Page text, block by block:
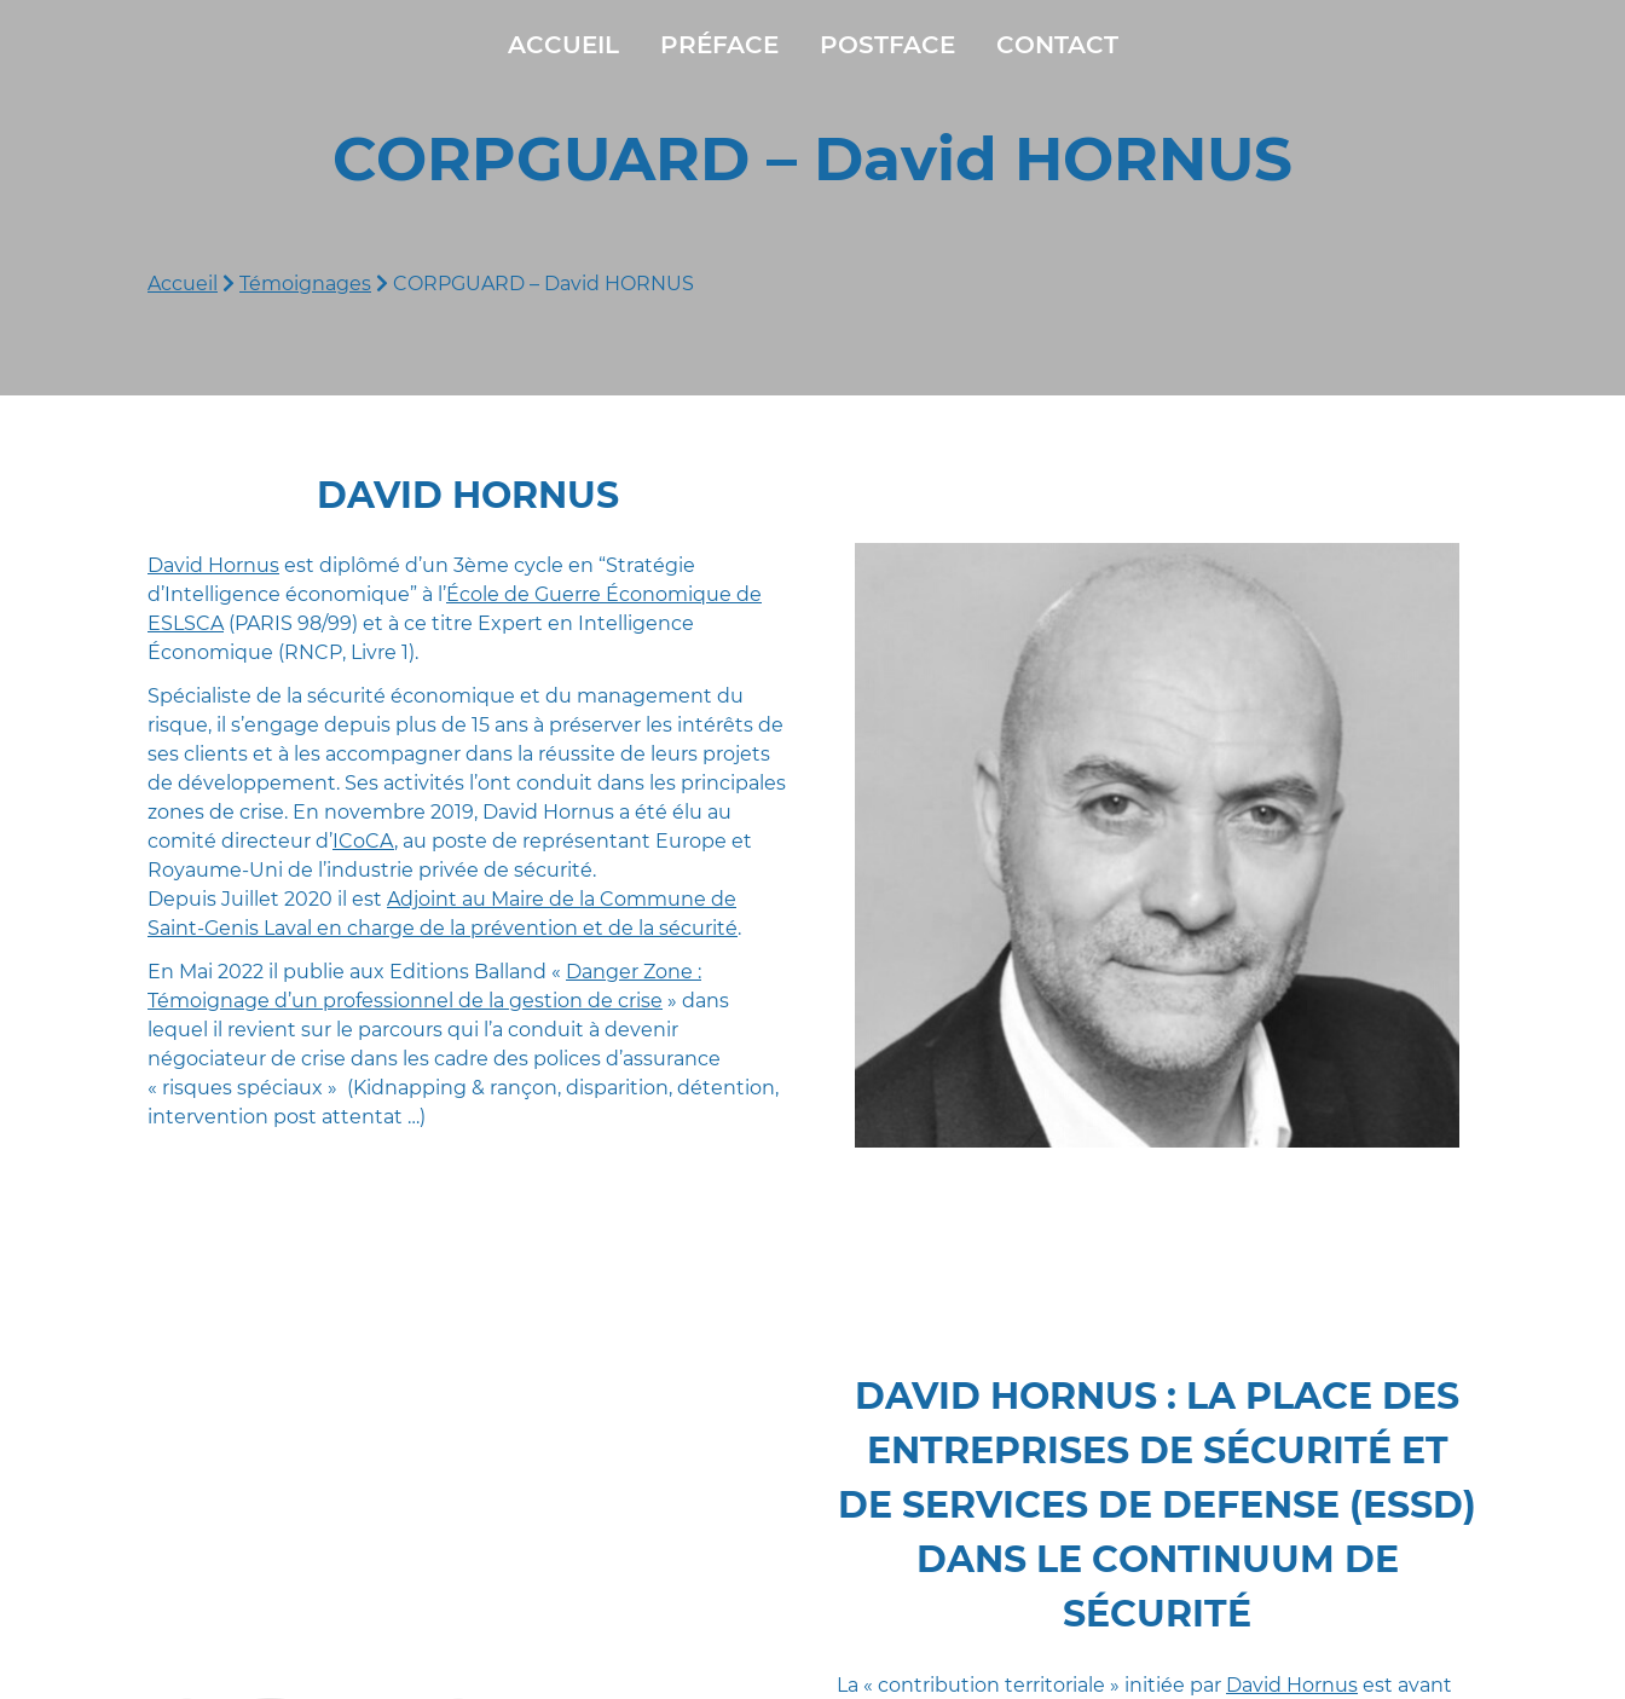
ACCUEIL PRÉFACE POSTFACE CONTACT
CORPGUARD – David HORNUS
Accueil Témoignages CORPGUARD – David HORNUS
DAVID HORNUS
David Hornus est diplômé d’un 3ème cycle en “Stratégie
d’Intelligence économique” à l’École de Guerre Économique de
ESLSCA(PARIS 98/99) et à ce titre Expert en Intelligence
Économique (RNCP, Livre 1).
Spécialiste de la sécurité économique et du management du
risque, il s’engage depuis plus de 15 ans à préserver les intérêts de
ses clients et à les accompagner dans la réussite de leurs projets
de développement. Ses activités l’ont conduit dans les principales
zones de crise. En novembre 2019, David Hornus a été élu au
comité directeur d’ ICoCA, au poste de représentant Europe et
Royaume-Uni de l’industrie privée de sécurité.
Depuis Juillet 2020 il est Adjoint au Maire de la Commune de
Saint-Genis Laval en charge de la prévention et de la sécurité.
En Mai 2022 il publie aux Editions Balland « Danger Zone :
Témoignage d’un professionnel de la gestion de crise » dans
lequel il revient sur le parcours qui l’a conduit à devenir
négociateur de crise dans les cadre des polices d’assurance
« risques spéciaux » (Kidnapping & rançon, disparition, détention,
intervention post attentat …)
DAVID HORNUS : LA PLACE DES
ENTREPRISES DE SÉCURITÉ ET
DE SERVICES DE DEFENSE (ESSD)
DANS LE CONTINUUM DE
SÉCURITÉ
La « contribution territoriale » initiée par David Hornus est avant